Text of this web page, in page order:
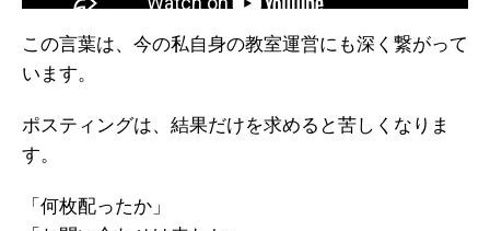
この言葉は、今の私自身の教室運営にも深く繋がって
います。
ポスティングは、結果だけを求めると苦しくなりま
す。
「何枚配ったか」